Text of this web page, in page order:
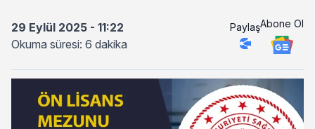
29 Eylül 2025 - 11:22
Okuma süresi: 6 dakika
PaylaşAbone Ol